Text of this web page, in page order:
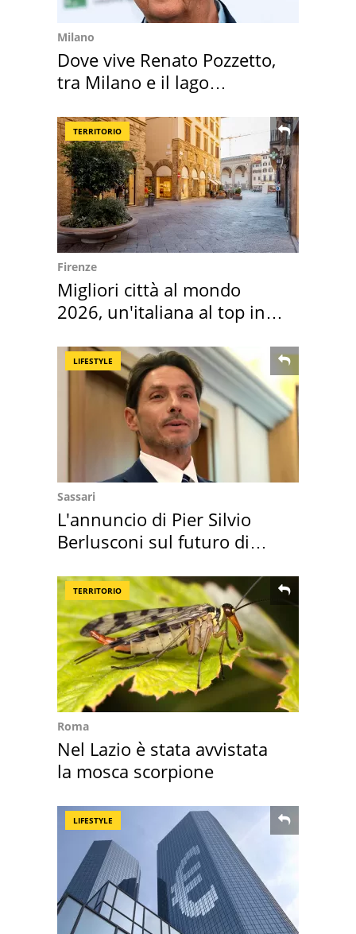
Milano
Dove vive Renato Pozzetto,
tra Milano e il lago
TERRITORIO
Firenze
Migliori città al mondo
2026, un'italiana al top in
LIFESTYLE
Sassari
L'annuncio di Pier Silvio
Berlusconi sul futuro di
TERRITORIO
Roma
Nel Lazio è stata avvistata
la mosca scorpione
LIFESTYLE